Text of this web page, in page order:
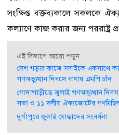
সংক্ষিপ্ত বক্তব্যকালে সকলকে
কল্যাণে কাজ করার জন্য পররাষ্ট্র
এই বিভাগে আরো পড়ুন
দেশ গড়ার কাজে সবাইকে একসাথে
গণঅভ্যুত্থান দিবসে বাঘায় এমপি চাঁদ
গোদাগাড়ীতে জুলাই গণঅভ্যুত্থান
সভা ও ১১ দলীয় ঐক্যজোটের
দুর্গাপুরে জুলাই যোদ্ধাদের সংবর্ধনা